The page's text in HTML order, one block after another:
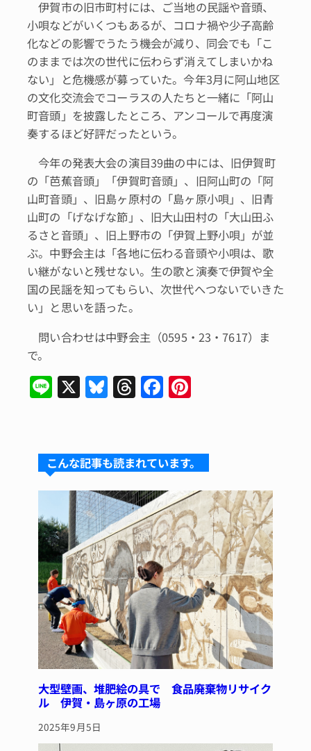
伊賀市の旧市町村には、ご当地の民謡や音頭、
小唄などがいくつもあるが、コロナ禍や少子高齢
化などの影響でうたう機会が減り、同会でも「こ
のままでは次の世代に伝わらず消えてしまいかね
ない」と危機感が募っていた。今年3月に阿山地区
の文化交流会でコーラスの人たちと一緒に「阿山
町音頭」を披露したところ、アンコールで再度演
奏するほど好評だったという。
今年の発表大会の演目39曲の中には、旧伊賀町
の「芭蕉音頭」「伊賀町音頭」、旧阿山町の「阿
山町音頭」、旧島ヶ原村の「島ヶ原小唄」、旧青
山町の「げなげな節」、旧大山田村の「大山田ふ
るさと音頭」、旧上野市の「伊賀上野小唄」が並
ぶ。中野会主は「各地に伝わる音頭や小唄は、歌
い継がないと残せない。生の歌と演奏で伊賀や全
国の民謡を知ってもらい、次世代へつないでいきた
い」と思いを語った。
問い合わせは中野会主（0595・23・7617）ま
で。
Li X Bl
s
k
y
T
a
d
s
F
e
b
o
o
k
re
st
こんな記事も読まれています。
大型壁画、堆肥絵の具で 食品廃棄物リサイク
ル 伊賀・島ヶ原の工場
2025年9月5日